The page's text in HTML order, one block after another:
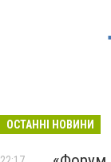
ОСТАННІ НОВИНИ